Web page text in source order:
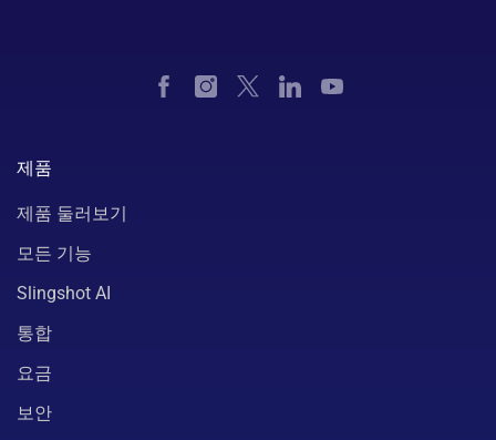
제품
제품 둘러보기
모든 기능
Slingshot AI
통합
요금
보안